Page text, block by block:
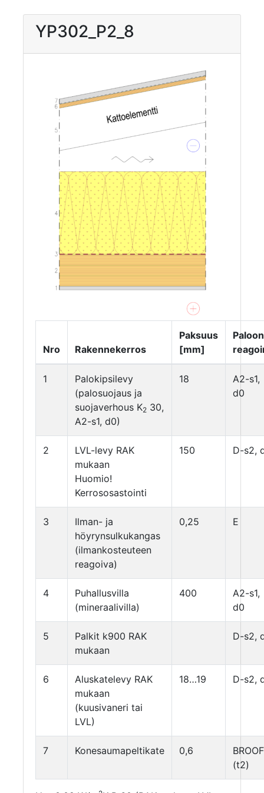
YP302_P2_8
Nro Rakennekerros
Paksuus
[mm]
Paloon
1
Palokipsilevy
(palosuojaus ja
suojaverhous K2 30,
A2-s1, d0)
18
A2-s1,
d0
2
LVL-levy RAK
mukaan
Huomio!
Kerrososastointi
150 D-s2,
3
Ilman- ja
höyrynsulkukangas
(ilmankosteuteen
reagoiva)
0,25 E
4
Puhallusvilla
(mineraalivilla)
400
A2-s1,
d0
5
Palkit k900 RAK
mukaan
D-s2,
6
Aluskatelevy RAK
mukaan
(kuusivaneri tai
LVL)
18…19 D-s2,
7 Konesaumapeltikate 0,6
BROOF
(t2)